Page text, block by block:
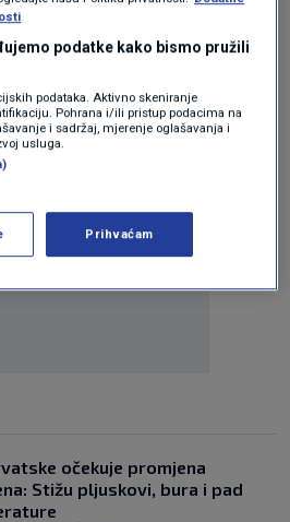
očekuje promjena
Stižu pljuskovi, bura i pad
podatke kako bismo pružili
podataka. Aktivno skeniranje
Pohrana i/ili pristup podacima na
i sadržaj, mjerenje oglašavanja i
usluga.
Prihvaćam